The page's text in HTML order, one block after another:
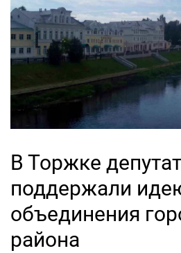
В Торжке
поддержали
объединения
района